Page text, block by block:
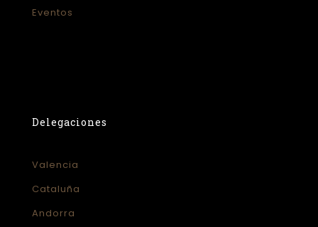
Eventos
Delegaciones
Valencia
Cataluña
Andorra